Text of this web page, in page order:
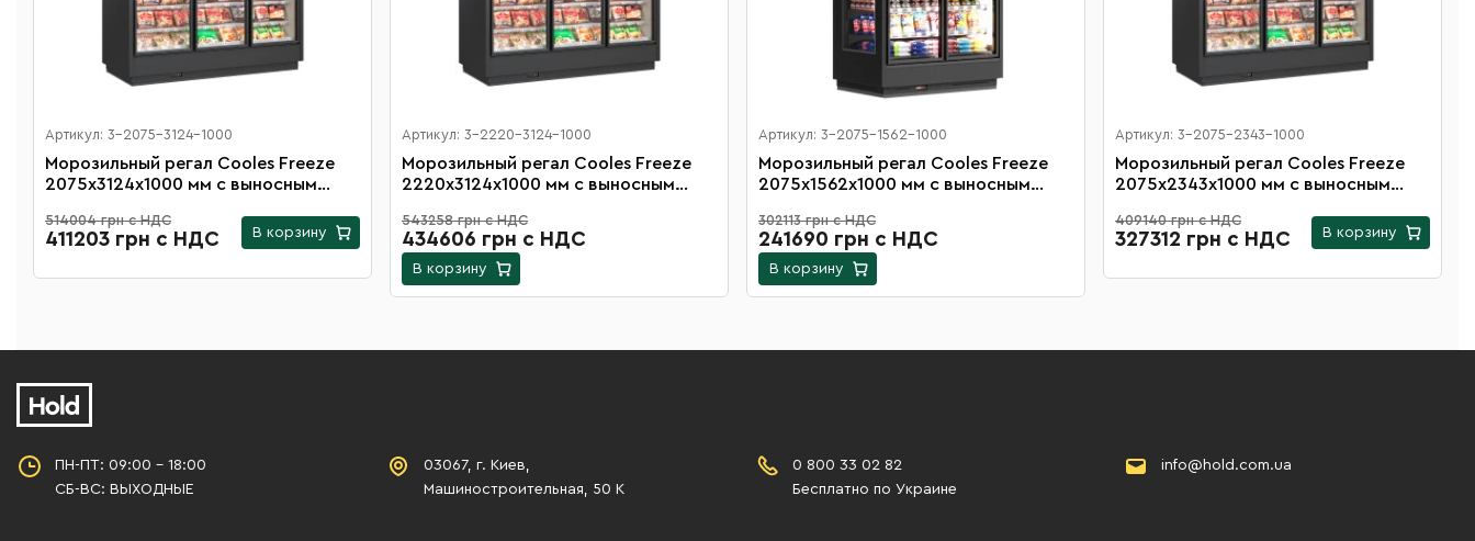
Артикул: 3-2075-3124-1000
Морозильный регал Cooles Freeze
2075х3124х1000 мм с выносным
16 полок
514004 грн с НДС
411203 грн с НДС В корзину
Артикул: 3-2220-3124-1000
Морозильный регал Cooles Freeze
2220х3124х1000 мм с выносным
16 полок
543258 грн с НДС
434606 грн с НДС
В корзину
Артикул: 3-2075-1562-1000
Морозильный регал Cooles Freeze
2075х1562х1000 мм с выносным
8 полок
302113 грн с НДС
241690 грн с НДС
В корзину
Артикул: 3-2075-2343-1000
Морозильный регал Cooles Freeze
2075х2343х1000 мм с выносным
12 полок
409140 грн с НДС
327312 грн с НДС В корзину
ПН-ПТ: 09:00 - 18:00
СБ-ВС: ВЫХОДНЫЕ
03067, г. Киев,
Машиностроительная, 50 К
0 800 33 02 82
Бесплатно по Украине
info@hold.com.ua